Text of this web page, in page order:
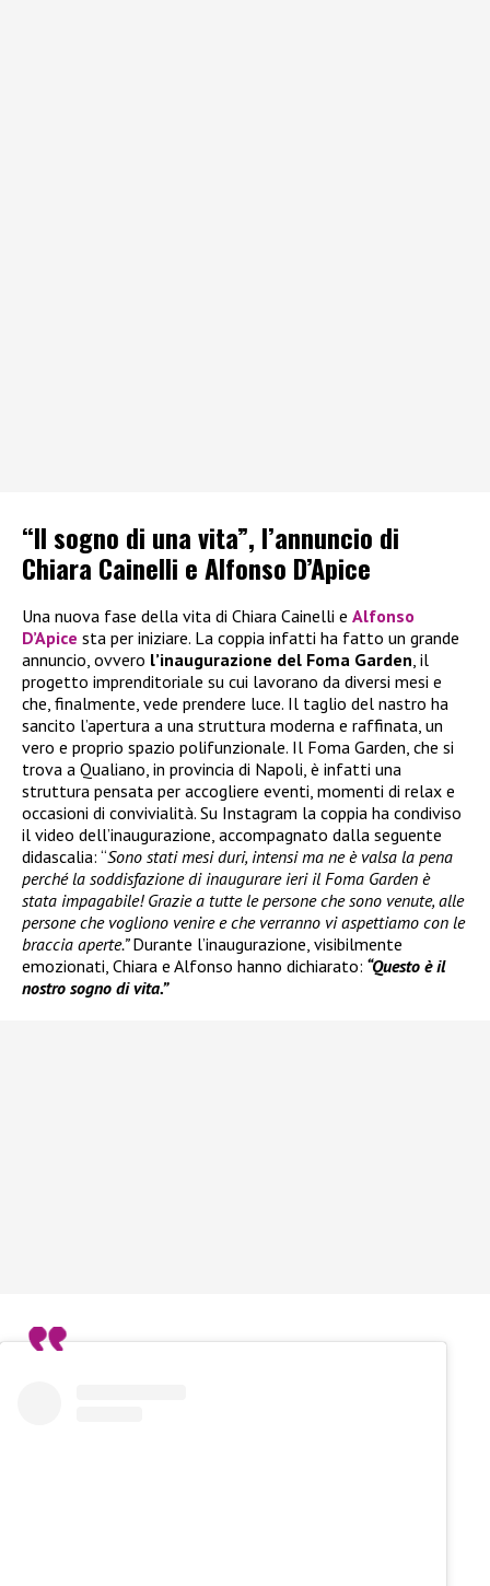
“Il sogno di una vita”, l’annuncio di
Chiara Cainelli e Alfonso D’Apice
Una nuova fase della vita di Chiara Cainelli e Alfonso
D’Apice sta per iniziare. La coppia infatti ha fatto un grande
annuncio, ovvero l’inaugurazione del Foma Garden , il
progetto imprenditoriale su cui lavorano da diversi mesi e
che, finalmente, vede prendere luce. Il taglio del nastro ha
sancito l’apertura a una struttura moderna e raffinata, un
vero e proprio spazio polifunzionale. Il Foma Garden, che si
trova a Qualiano, in provincia di Napoli, è infatti una
struttura pensata per accogliere eventi, momenti di relax e
occasioni di convivialità. Su Instagram la coppia ha condiviso
il video dell’inaugurazione, accompagnato dalla seguente
didascalia: “Sono stati mesi duri, intensi ma ne è valsa la pena
perché la soddisfazione di inaugurare ieri il Foma Garden è
stata impagabile! Grazie a tutte le persone che sono venute, alle
persone che vogliono venire e che verranno vi aspettiamo con le
braccia aperte.”Durante l’inaugurazione, visibilmente
emozionati, Chiara e Alfonso hanno dichiarato: “Questo è il
nostro sogno di vita.”